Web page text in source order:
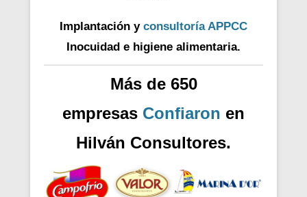
Implantación y consultoría APPCC
Inocuidad e higiene alimentaria.
Más de 650
empresas Confiaron en
Hilván Consultores.